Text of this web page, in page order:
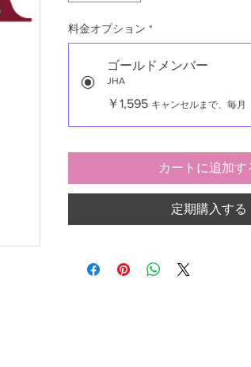
料金オプション *
ゴールドメンバー
JHA
￥1,595 キャンセルまで、毎月
カートに追加す
定期購入する